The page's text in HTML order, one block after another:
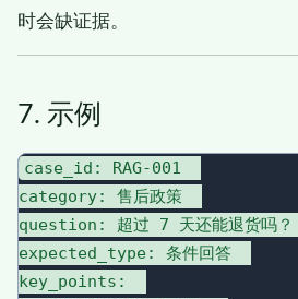
时会缺证据。
7. 示例
case_id: RAG-001
category: 售后政策
question: 超过 7 天还能退货吗
expected_type: 条件回答
key_points: